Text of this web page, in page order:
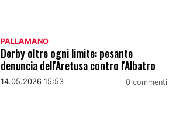
PALLAMANO
Derby oltre ogni limite: pesante
denuncia dell'Aretusa contro l'Albatro
14.05.2026 15:53 0 commenti